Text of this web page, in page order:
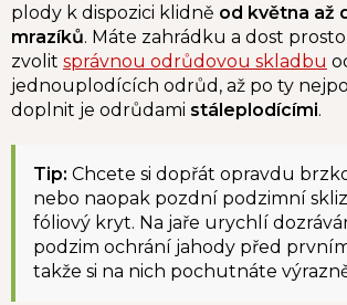
plody k dispozici klidně od května až
mrazíků. Máte zahrádku a dost
zvolit správnou odrůdovou skladbu
jednouplodících odrůd, až po ty
doplnit je odrůdami stáleplodícími.
Tip: Chcete si dopřát opravdu
nebo naopak pozdní podzimní
fóliový kryt. Na jaře urychlí
podzim ochrání jahody před
takže si na nich pochutnáte